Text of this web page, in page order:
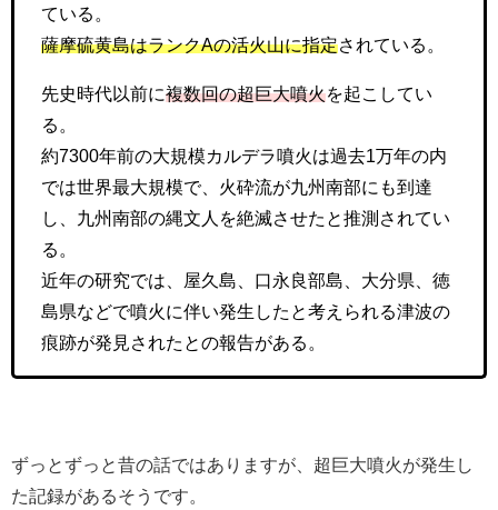
ている。
薩摩硫黄島はランクAの活火山に指定されている。
先史時代以前に複数回の超巨大噴火を起こしてい
る。
約7300年前の大規模カルデラ噴火は過去1万年の内
では世界最大規模で、火砕流が九州南部にも到達
し、九州南部の縄文人を絶滅させたと推測されてい
る。
近年の研究では、屋久島、口永良部島、大分県、徳
島県などで噴火に伴い発生したと考えられる津波の
痕跡が発見されたとの報告がある。
ずっとずっと昔の話ではありますが、超巨大噴火が発生し
た記録があるそうです。